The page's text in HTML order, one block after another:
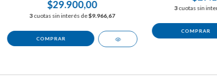
$29.900,00
3cuotas sin interés de$9.966,67
3cuotas sin